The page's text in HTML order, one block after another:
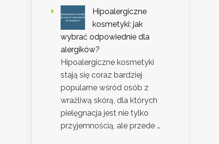
Hipoalergiczne
kosmetyki: jak
wybrać odpowiednie dla
alergików?
Hipoalergiczne kosmetyki
stają się coraz bardziej
popularne wśród osób z
wrażliwą skórą, dla których
pielęgnacja jest nie tylko
przyjemnością, ale przede …